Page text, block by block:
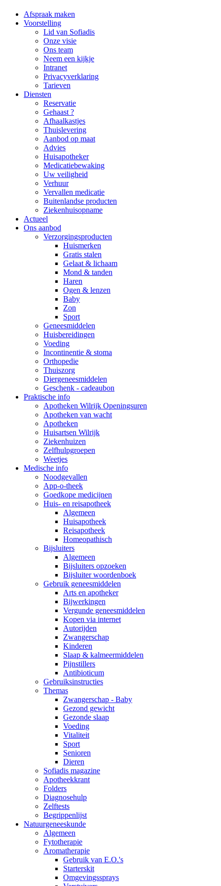
Afspraak maken
Voorstelling
Lid van Sofiadis
Onze visie
Ons team
Neem een kijkje
Intranet
Privacyverklaring
Tarieven
Diensten
Reservatie
Gehaast ?
Afhaalkastjes
Thuislevering
Aanbod op maat
Advies
Huisapotheker
Medicatiebewaking
Uw veiligheid
Verhuur
Vervallen medicatie
Buitenlandse producten
Ziekenhuisopname
Actueel
Ons aanbod
Verzorgingsproducten
Huismerken
Gratis stalen
Gelaat & lichaam
Mond & tanden
Haren
Ogen & lenzen
Baby
Zon
Sport
Geneesmiddelen
Huisbereidingen
Voeding
Incontinentie & stoma
Orthopedie
Thuiszorg
Diergeneesmiddelen
Geschenk - cadeaubon
Praktische info
Apotheken Wilrijk Openingsuren
Apotheken van wacht
Apotheken
Huisartsen Wilrijk
Ziekenhuizen
Zelfhulpgroepen
Weetjes
Medische info
Noodgevallen
App-o-theek
Goedkope medicijnen
Huis- en reisapotheek
Algemeen
Huisapotheek
Reisapotheek
Homeopathisch
Bijsluiters
Algemeen
Bijsluiters opzoeken
Bijsluiter woordenboek
Gebruik geneesmiddelen
Arts en apotheker
Bijwerkingen
Vergunde geneesmiddelen
Kopen via internet
Autorijden
Zwangerschap
Kinderen
Slaap & kalmeermiddelen
Pijnstillers
Antibioticum
Gebruiksinstructies
Themas
Zwangerschap - Baby
Gezond gewicht
Gezonde slaap
Voeding
Vitaliteit
Sport
Senioren
Dieren
Sofiadis magazine
Apotheekkrant
Folders
Diagnosehulp
Zelftests
Begrippenlijst
Natuurgeneeskunde
Algemeen
Fytotherapie
Aromatherapie
Gebruik van E.O.'s
Starterskit
Omgevingssprays